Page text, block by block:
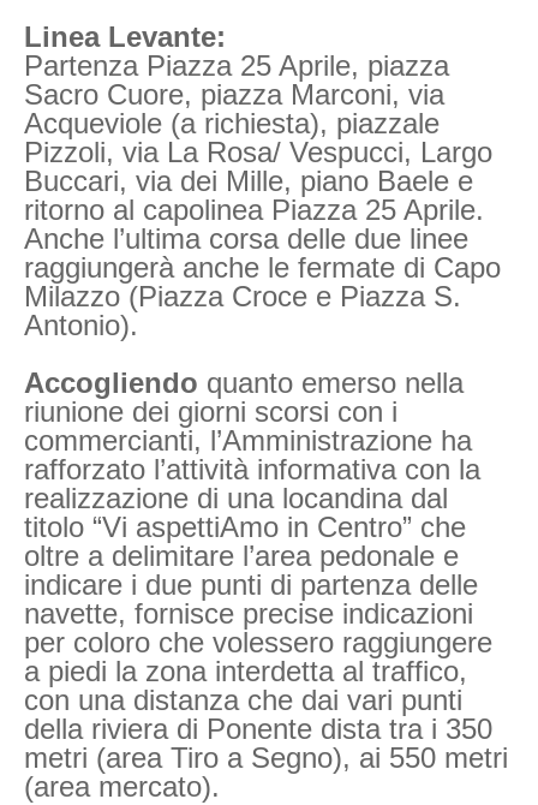
Linea Levante:
Partenza Piazza 25 Aprile, piazza
Sacro Cuore, piazza Marconi, via
Acqueviole (a richiesta), piazzale
Pizzoli, via La Rosa/ Vespucci, Largo
Buccari, via dei Mille, piano Baele e
ritorno al capolinea Piazza 25 Aprile.
Anche l’ultima corsa delle due linee
raggiungerà anche le fermate di Capo
Milazzo (Piazza Croce e Piazza S.
Antonio).
Accogliendo quanto emerso nella
riunione dei giorni scorsi con i
commercianti, l’Amministrazione ha
rafforzato l’attività informativa con la
realizzazione di una locandina dal
titolo “Vi aspettiAmo in Centro” che
oltre a delimitare l’area pedonale e
indicare i due punti di partenza delle
navette, fornisce precise indicazioni
per coloro che volessero raggiungere
a piedi la zona interdetta al traffico,
con una distanza che dai vari punti
della riviera di Ponente dista tra i 350
metri (area Tiro a Segno), ai 550 metri
(area mercato).